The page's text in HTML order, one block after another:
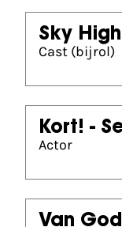
Sky High
Cast (bijrol)
Kort! -
Actor
Van